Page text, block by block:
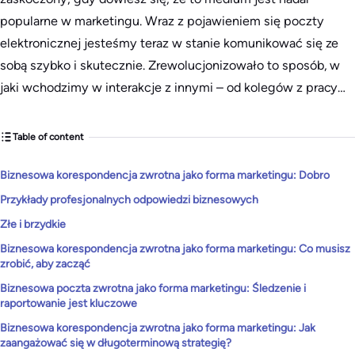
popularne w marketingu. Wraz z pojawieniem się poczty
elektronicznej jesteśmy teraz w stanie komunikować się ze
sobą szybko i skutecznie. Zrewolucjonizowało to sposób, w
jaki wchodzimy w interakcje z innymi – od kolegów z pracy…
Table of content
Biznesowa korespondencja zwrotna jako forma marketingu: Dobro
Przykłady profesjonalnych odpowiedzi biznesowych
Złe i brzydkie
Biznesowa korespondencja zwrotna jako forma marketingu: Co musisz
zrobić, aby zacząć
Biznesowa poczta zwrotna jako forma marketingu: Śledzenie i
raportowanie jest kluczowe
Biznesowa korespondencja zwrotna jako forma marketingu: Jak
zaangażować się w długoterminową strategię?